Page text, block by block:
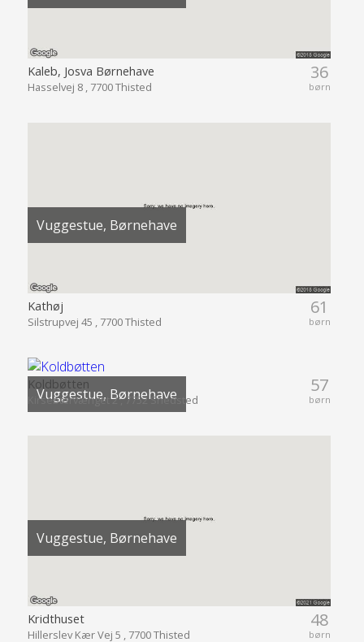
36
børn
Kaleb, Josva Børnehave
Hasselvej 8 , 7700 Thisted
Vuggestue, Børnehave
61
børn
Kathøj
Silstrupvej 45 , 7700 Thisted
Vuggestue, Børnehave 57
børn
Koldbøtten
Kirsebærvænget 2 , 7752 Snedsted
Vuggestue, Børnehave
48
børn
Kridthuset
Hillerslev Kær Vej 5 , 7700 Thisted